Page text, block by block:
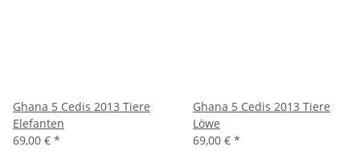
Ghana 5 Cedis 2013 Tiere
Elefanten
69,00 € *
Ghana 5 Cedis 2013 Tiere
Löwe
69,00 € *